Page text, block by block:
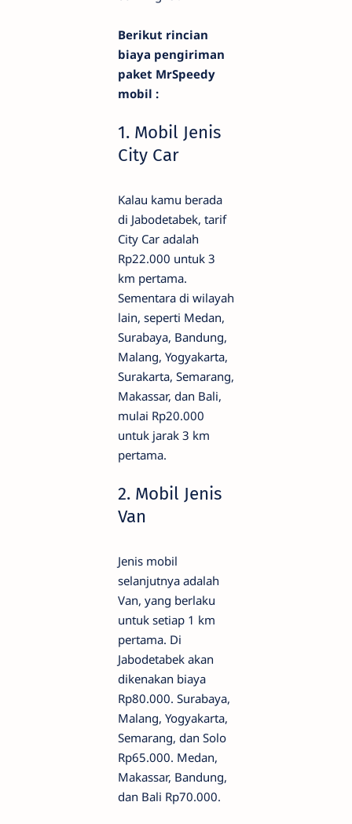
Berikut rincian
biaya pengiriman
paket MrSpeedy
mobil :
1. Mobil Jenis
City Car
Kalau kamu berada
di Jabodetabek, tarif
City Car adalah
Rp22.000 untuk 3
km pertama.
Sementara di wilayah
lain, seperti Medan,
Surabaya, Bandung,
Malang, Yogyakarta,
Surakarta, Semarang,
Makassar, dan Bali,
mulai Rp20.000
untuk jarak 3 km
pertama.
2. Mobil Jenis
Van
Jenis mobil
selanjutnya adalah
Van, yang berlaku
untuk setiap 1 km
pertama. Di
Jabodetabek akan
dikenakan biaya
Rp80.000. Surabaya,
Malang, Yogyakarta,
Semarang, dan Solo
Rp65.000. Medan,
Makassar, Bandung,
dan Bali Rp70.000.